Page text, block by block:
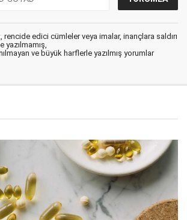
rencide edici cümleler veya imalar, inançlara saldırı
yazılmamış,
ve büyük harflerle yazılmış yorumlar